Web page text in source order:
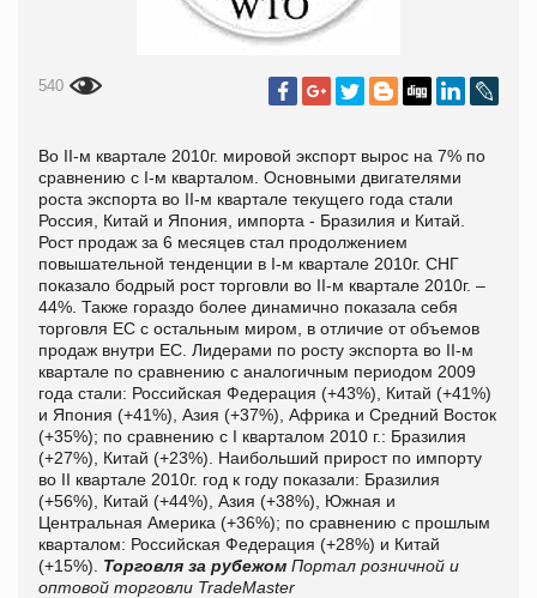
540
Во II-м квартале 2010г. мировой экспорт вырос на 7% по
сравнению с I-м кварталом. Основными двигателями
роста экспорта во II-м квартале текущего года стали
Россия, Китай и Япония, импорта - Бразилия и Китай.
Рост продаж за 6 месяцев стал продолжением
повышательной тенденции в I-м квартале 2010г. СНГ
показало бодрый рост торговли во II-м квартале 2010г. –
44%. Также гораздо более динамично показала себя
торговля ЕС с остальным миром, в отличие от объемов
продаж внутри ЕС. Лидерами по росту экспорта во II-м
квартале по сравнению с аналогичным периодом 2009
года стали: Российская Федерация (+43%), Китай (+41%)
и Япония (+41%), Азия (+37%), Африка и Средний Восток
(+35%); по сравнению с I кварталом 2010 г.: Бразилия
(+27%), Китай (+23%). Наибольший прирост по импорту
во II квартале 2010г. год к году показали: Бразилия
(+56%), Китай (+44%), Азия (+38%), Южная и
Центральная Америка (+36%); по сравнению с прошлым
кварталом: Российская Федерация (+28%) и Китай
(+15%). Торговля за рубежом Портал розничной и
оптовой торговли TradeMaster